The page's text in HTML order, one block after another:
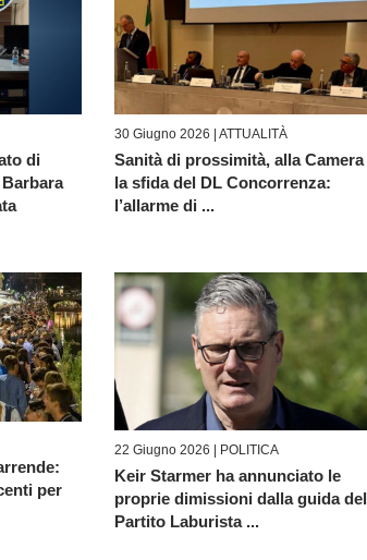
di
30 Giugno 2026 | ATTUALITÀ
Sanità di prossimità, alla Camera
la sfida del DL Concorrenza:
l’allarme di ...
per
22 Giugno 2026 | POLITICA
Keir Starmer ha annunciato le
proprie dimissioni dalla guida del
Partito Laburista ...